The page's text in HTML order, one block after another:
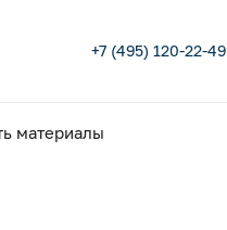
+7 (495) 120-22-49
материалы